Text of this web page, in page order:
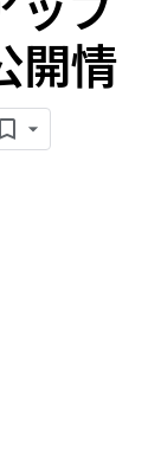
開情